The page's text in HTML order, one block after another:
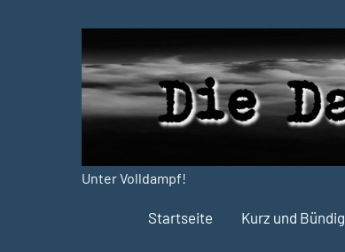
Unter Volldampf!
Startseite Kurz und Bündig